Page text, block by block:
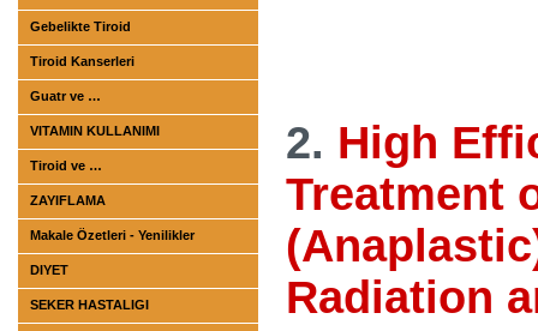
Gebelikte Tiroid
Tiroid Kanserleri
Guatr ve …
VITAMIN KULLANIMI
Tiroid ve …
ZAYIFLAMA
Makale Özetleri - Yenilikler
DIYET
SEKER HASTALIGI
2. High
Treatment
Radiation